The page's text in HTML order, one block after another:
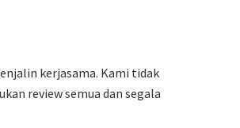
kerjasama. Kami tidak
review semua dan segala